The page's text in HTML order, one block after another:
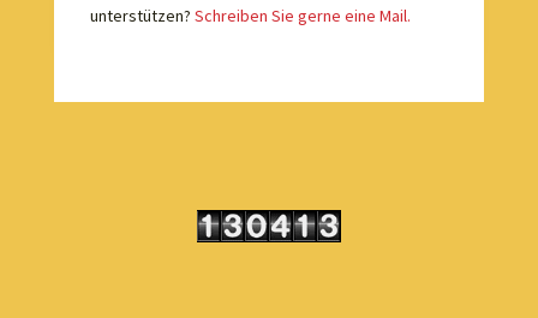
unterstützen? Schreiben Sie gerne eine Mail.